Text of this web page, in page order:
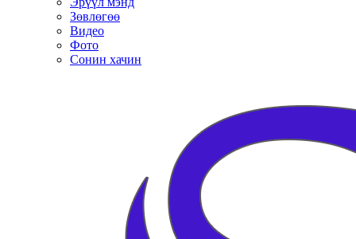
Зөвлөгөө
Видео
Фото
Сонин хачин